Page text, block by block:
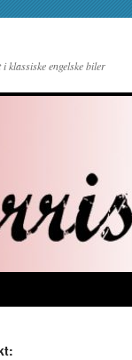
i klassiske engelske biler